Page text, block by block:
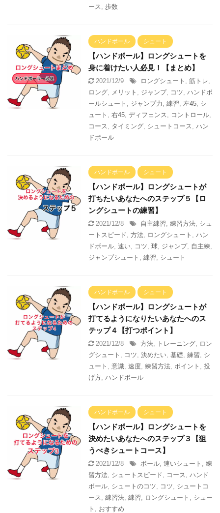
ース, 歩数
ハンドボール シュート
【ハンドボール】ロングシュートを
身に着けたい人必見！【まとめ】
2021/12/9 ロングシュート , 筋トレ,
ロング, メリット , ジャンプ, コツ, ハンドボ
ールシュート , ジャンプ力 , 練習, 左45, シ
ュート , 右45, ディフェンス, コントロール,
コース, タイミング, シュートコース, ハン
ドボール
ハンドボール シュート
【ハンドボール】ロングシュートが
打ちたいあなたへのステップ５【ロ
ングシュートの練習】
2021/12/8 自主練習, 練習方法, シュ
ートスピード, 方法, ロングシュート , ハン
ドボール, 速い, コツ, 球, ジャンプ, 自主練,
ジャンプシュート , 練習, シュート
ハンドボール シュート
【ハンドボール】ロングシュートが
打てるようになりたいあなたへのス
テップ４【打つポイント】
2021/12/8 方法, トレーニング, ロン
グシュート , コツ, 決めたい, 基礎, 練習, シ
ュート , 意識, 速度, 練習方法, ポイント , 投
げ方, ハンドボール
ハンドボール シュート
【ハンドボール】ロングシュートを
決めたいあなたへのステップ３【狙
うべきシュートコース】
2021/12/8 ボール, 速いシュート , 練
習方法, シュートスピード, コース, ハンド
ボール, シュートのコツ, コツ, シュートコ
ース, 練習法, 練習, ロングシュート , シュー
ト , おすすめ